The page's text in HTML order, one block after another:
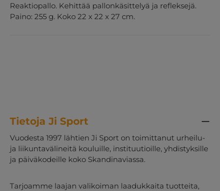
Reaktiopallo. Kehittää pallonkäsittelyä ja refleksejä.
Paino: 255 g. Koko 22 x 22 x 27 cm.
Tietoja Ji Sport
Vuodesta 1997 lähtien Ji Sport on toimittanut urheilu-
ja liikuntavälineitä kouluille, instituutioille, yhdistyksille
ja päiväkodeille koko Skandinaviassa.
Tarjoamme laajan valikoiman laadukkaita tuotteita,